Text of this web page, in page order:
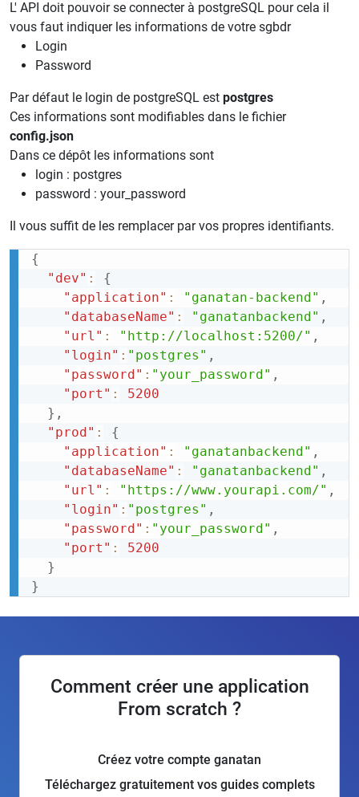
L' API doit pouvoir se connecter à postgreSQL pour cela il
vous faut indiquer les informations de votre sgbdr
Login
Password
Par défaut le login de postgreSQL est postgres
Ces informations sont modifiables dans le fichier
config.json
Dans ce dépôt les informations sont
login : postgres
password : your_password
Il vous suffit de les remplacer par vos propres identifiants.
{
"dev" :
{
"application" : "ganatan-backend" ,
"databaseName" : "ganatanbackend" ,
"url" : "http://localhost:5200/" ,
"login" : "postgres" ,
"password" : "your_password" ,
"port" :
5200
} ,
"prod" :
{
"application" : "ganatanbackend" ,
"databaseName" : "ganatanbackend" ,
"url" : "https://www.yourapi.com/" ,
"login" : "postgres" ,
"password" : "your_password" ,
"port" :
5200
}
}
Comment créer une application
From scratch ?
Créez votre compte ganatan
Téléchargez gratuitement vos guides complets